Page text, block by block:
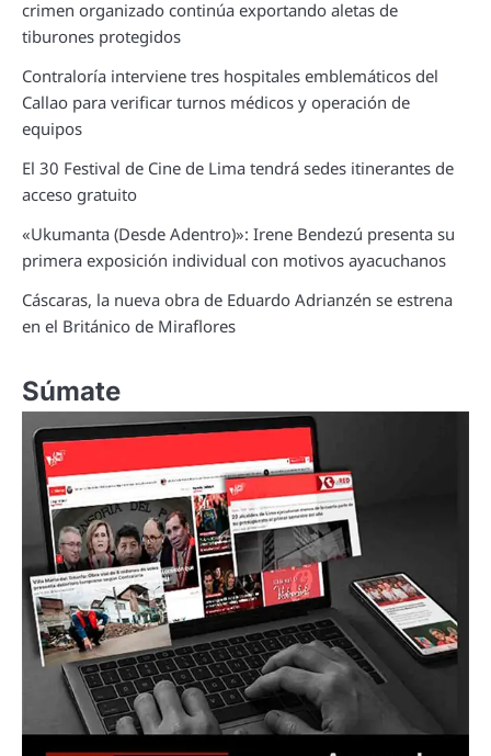
crimen organizado continúa exportando aletas de
tiburones protegidos
Contraloría interviene tres hospitales emblemáticos del
Callao para verificar turnos médicos y operación de
equipos
El 30 Festival de Cine de Lima tendrá sedes itinerantes de
acceso gratuito
«Ukumanta (Desde Adentro)»: Irene Bendezú presenta su
primera exposición individual con motivos ayacuchanos
Cáscaras, la nueva obra de Eduardo Adrianzén se estrena
en el Británico de Miraflores
Súmate